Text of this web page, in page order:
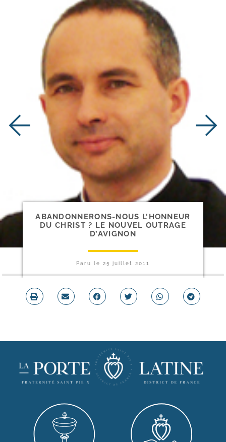
ABANDONNERONS-​NOUS L’HONNEUR
DU CHRIST ? LE NOUVEL OUTRAGE
D’AVIGNON
Paru le 25 juillet 2011